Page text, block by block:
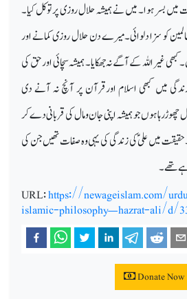
میں بسر ہوا۔ میں نے ہمیشہ حلال روزی پر توکل کیا۔
کو سزا دلوائی۔میرے دن حلال روزی کمانے اور
غیر اللہ کے آگے نہ جھکایا۔ ہمیشہ سچائی اور حق کی
میں کبھی اسلام اورقرآن پر آنچ نہ آنے دی
ہوں جو ہمیشہ اپنی جان ومال کی قربانی دے کر
میں علیؑ کی زندگی کی یہی وہ صفات تھیں جن کی
تھے۔
URL:https://newageislam.com/
islamic-philosophy—hazrat-ali/d/
Donate Now